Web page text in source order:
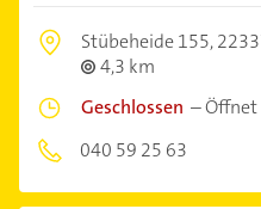
Stübeheide 155,
4,3 km
Geschlossen –Öffnet
040 59 25 63